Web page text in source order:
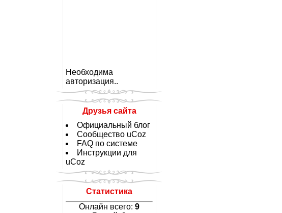
Необходима
авторизация..
Друзья сайта
Официальный блог
Сообщество uCoz
FAQ по системе
Инструкции для
uCoz
Статистика
Онлайн всего: 9